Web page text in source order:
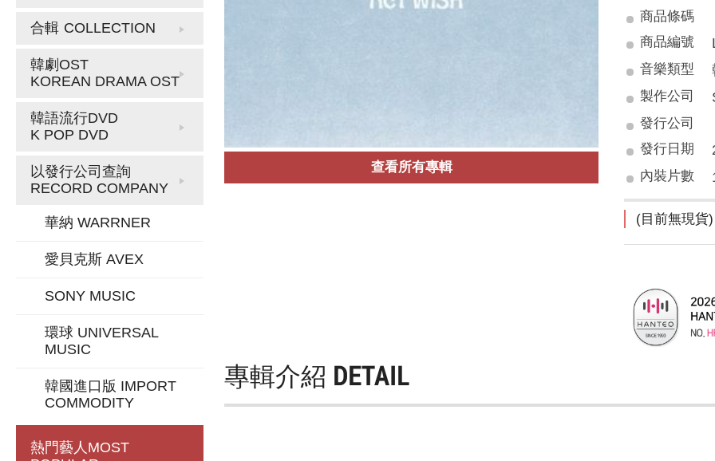
合輯 COLLECTION
韓劇OST
KOREAN DRAMA OST
韓語流行DVD
K POP DVD
以發行公司查詢
RECORD COMPANY
華納 WARRNER
愛貝克斯 AVEX
SONY MUSIC
環球 UNIVERSAL
MUSIC
韓國進口版 IMPORT
COMMODITY
熱門藝人 MOST
查看所有專輯
商品條碼
商品編號
音樂類型
製作公司
發行公司
發行日期
內裝片數
(目前無現貨)
專輯介紹 DETAIL